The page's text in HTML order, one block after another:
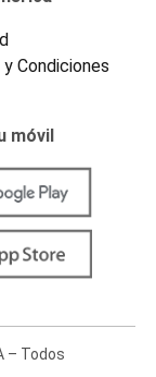
Condiciones
móvil
– Todos